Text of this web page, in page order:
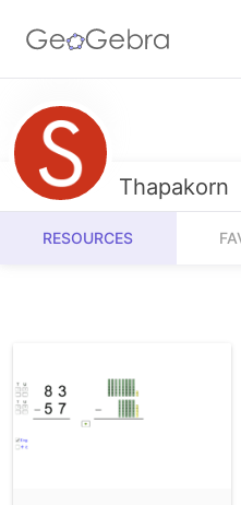
Resources
Number Sense
Algebra
Operations
Calculators
Geometry
Thapakorn
RESOURCES